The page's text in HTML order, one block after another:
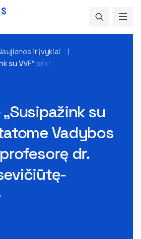
ir įvykiai
su VVF“ pristatome Vadybos
su
Vadybos
dr.